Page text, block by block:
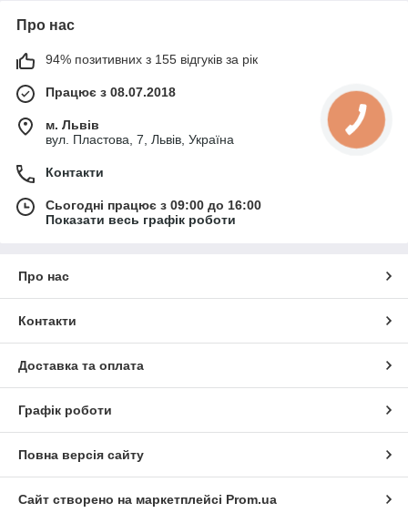
Про нас
94% позитивних з 155 відгуків за рік
Працює з 08.07.2018
м. Львів
вул. Пластова, 7, Львів, Україна
Контакти
Сьогодні працює з 09:00 до 16:00
Показати весь графік роботи
Про нас
Контакти
Доставка та оплата
Графік роботи
Повна версія сайту
Сайт створено на маркетплейсі Prom.ua